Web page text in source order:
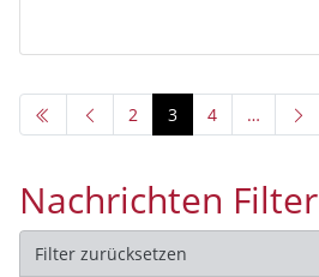
2 3 4 …
Nachrichten Filter
Filter zurücksetzen